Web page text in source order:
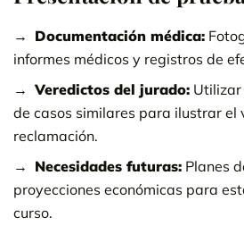
Documentación médica:
informes médicos y registros de
Veredictos del jurado:
de casos similares para ilustrar el
reclamación.
Necesidades futuras: Planes
proyecciones económicas para
curso.